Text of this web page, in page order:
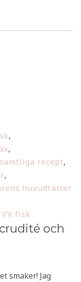
,
,
recept,
,
huvudrätter
VV fisk
och
smaker! Jag